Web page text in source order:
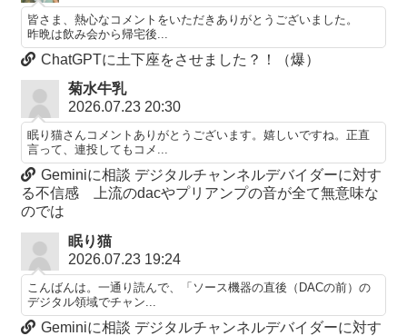
皆さま、熱心なコメントをいただきありがとうございました。
昨晩は飲み会から帰宅後...
ChatGPTに土下座をさせました？！（爆）
菊水牛乳
2026.07.23 20:30
眠り猫さんコメントありがとうございます。嬉しいですね。正直
言って、連投してもコメ...
Geminiに相談 デジタルチャンネルデバイダーに対す
る不信感 上流のdacやプリアンプの音が全て無意味な
のでは
眠り猫
2026.07.23 19:24
こんばんは。一通り読んで、「ソース機器の直後（DACの前）の
デジタル領域でチャン...
Geminiに相談 デジタルチャンネルデバイダーに対す